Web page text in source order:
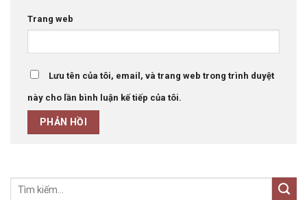
Trang web
Lưu tên của tôi, email, và trang web trong trình duyệt
này cho lần bình luận kế tiếp của tôi.